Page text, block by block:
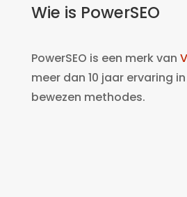
Wie is PowerSEO
PowerSEO is een merk van
meer dan 10 jaar ervaring in
bewezen methodes.